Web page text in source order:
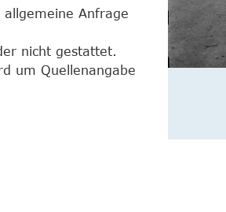
Anfrage
nicht gestattet.
um Quellenangabe